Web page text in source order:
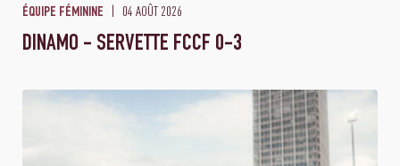
ÉQUIPE FÉMININE 04 AOÛT 2026
DINAMO - SERVETTE FCCF 0-3